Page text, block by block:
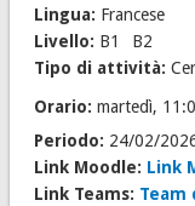
Lingua: Francese
Livello: B1
B2
Tipo di attività:
Orario: martedì,
Periodo: 24/02/
Link Moodle: Link
Link Teams: Team